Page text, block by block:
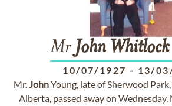
Mr John Whitlock
10/07/1927 - 13/
Mr.JohnYoung, late of Sherwood
Alberta, passed away on Wednesday,